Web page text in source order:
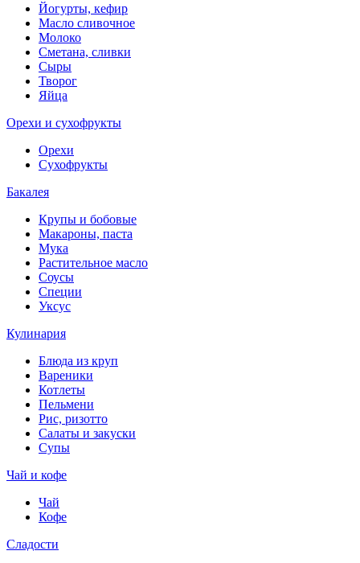
Йогурты, кефир
Масло сливочное
Молоко
Сметана, сливки
Сыры
Творог
Яйца
Орехи и сухофрукты
Орехи
Сухофрукты
Бакалея
Крупы и бобовые
Макароны, паста
Мука
Растительное масло
Соусы
Специи
Уксус
Кулинария
Блюда из круп
Вареники
Котлеты
Пельмени
Рис, ризотто
Салаты и закуски
Супы
Чай и кофе
Чай
Кофе
Сладости